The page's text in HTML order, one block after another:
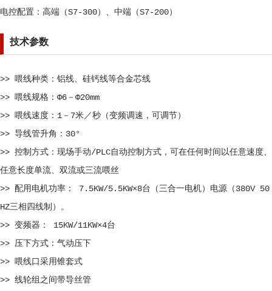
电控配置：高端（S7-300）、中端（S7-200）
技术参数
>> 喂线种类：铝线、硅钙线等合金芯线
>> 喂线规格：Φ6－Φ20mm
>> 喂线速度：1－7米／秒（变频调速，可调节）
>> 导线管升角：30°
>> 控制方式：现场手动/PLC自动控制方式，可在任何时间以任意速度、
任意长度单流、双流或三流喂丝
>> 配用电机功率： 7.5KW/5.5KW×8台（三合一电机）电源（380V 50
HZ三相四线制）。
>> 变频器： 15KW/11KW×4台
>> 压下方式：气动压下
>> 喂线口采用锥套式
>> 线轮组之间带导丝管